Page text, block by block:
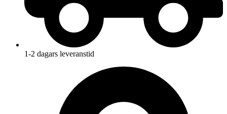
1-2 dagars leveranstid